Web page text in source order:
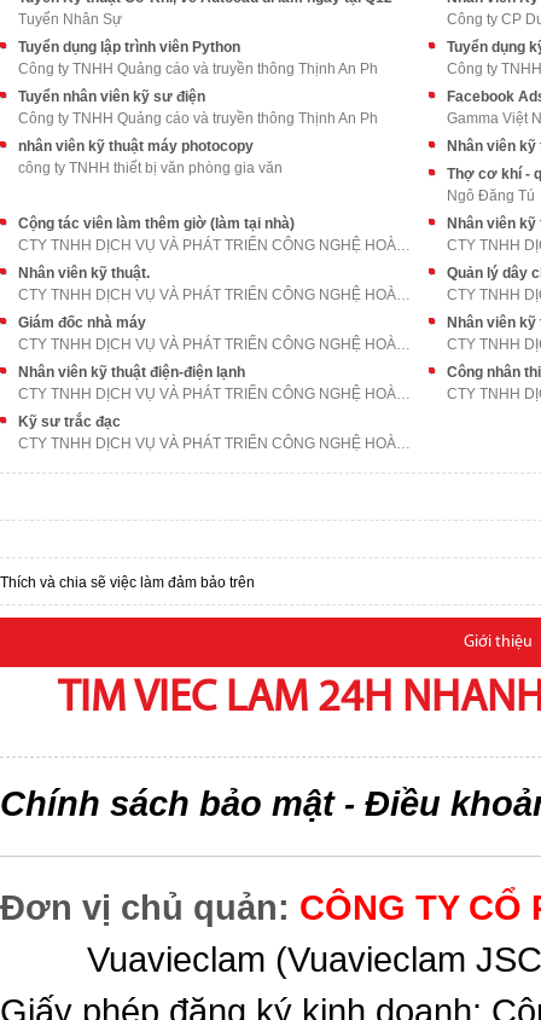
Tuyển Nhân Sự
Công ty CP
Tuyển dụng lập trình viên Python
Công ty TNHH Quảng cáo và truyền thông Thịnh An Ph
Tuyển dụng
Công ty
Tuyển nhân viên kỹ sư điện
Công ty TNHH Quảng cáo và truyền thông Thịnh An Ph
Facebook
Gamma Việt
nhân viên kỹ thuật máy photocopy
công ty TNHH thiết bị văn phòng gia văn
Nhân viên
Thợ cơ khí -
Ngô Đăng Tú
Cộng tác viên làm thêm giờ (làm tại nhà)
CTY TNHH DỊCH VỤ VÀ PHÁT TRIỂN CÔNG NGHỆ HOÀNG PHÁ
Nhân viên
Nhân viên kỹ thuật.
CTY TNHH DỊCH VỤ VÀ PHÁT TRIỂN CÔNG NGHỆ HOÀNG PHÁ
Quản lý dây
Giám đốc nhà máy
CTY TNHH DỊCH VỤ VÀ PHÁT TRIỂN CÔNG NGHỆ HOÀNG PHÁ
Nhân viên
Nhân viên kỹ thuật điện-điện lạnh
CTY TNHH DỊCH VỤ VÀ PHÁT TRIỂN CÔNG NGHỆ HOÀNG PHÁ
Kỹ sư trắc đạc
CTY TNHH DỊCH VỤ VÀ PHÁT TRIỂN CÔNG NGHỆ HOÀNG PHÁ
Thích và chia sẽ việc làm đảm bảo trên
Giới thiệu
TIM VIEC LAM 24H
Chính sách bảo mật- Điều
Đơn vị chủ quản: CÔNG TY CỔ
Vuavieclam (Vuavieclam
Giấy phép đăng ký kinh doanh: